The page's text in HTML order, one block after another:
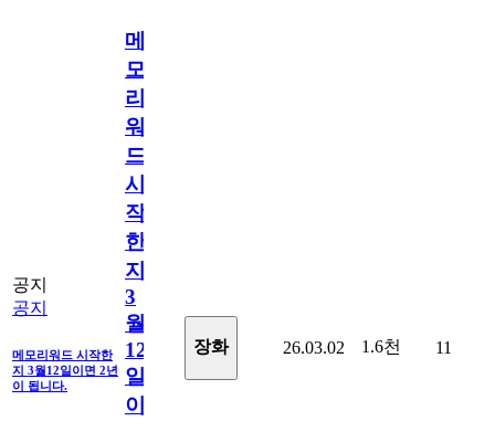
공지
공지
메모리워드 시작한
지 3월12일이면 2년
이 됩니다.
메
모
리
워
드
시
작
한
지
3
월
12
일
이
장화 26.03.02 1.6천 11